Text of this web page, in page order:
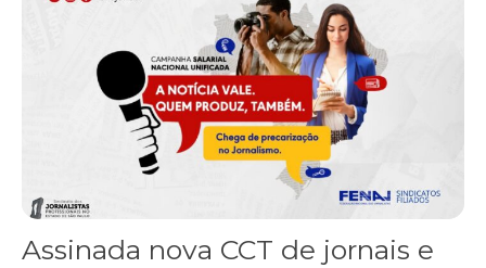
Assinada nova CCT de jornais e